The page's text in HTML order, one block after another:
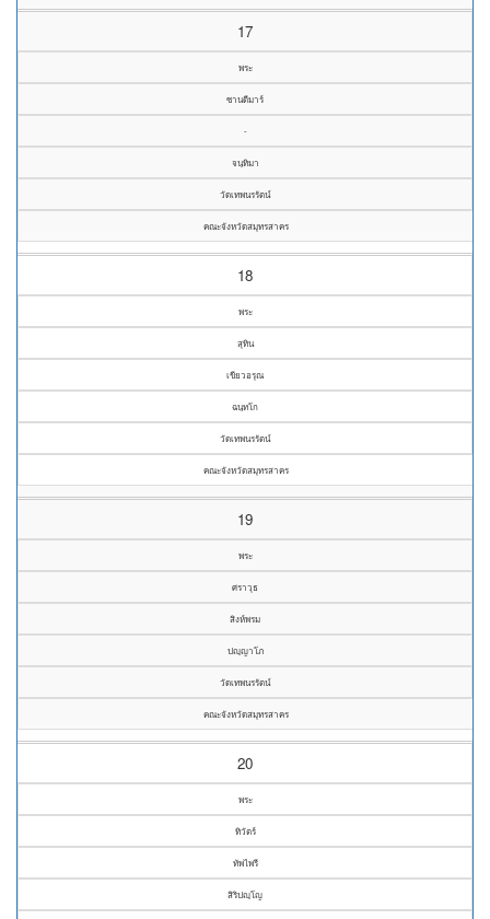
17
พระ
ซานดีมาร์
-
จนฺทิมา
วัดเทพนรรัตน์
คณะจังหวัดสมุทรสาคร
18
พระ
สุทิน
เขียวอรุณ
ฉนฺทโก
วัดเทพนรรัตน์
คณะจังหวัดสมุทรสาคร
19
พระ
ศราวุธ
สิงห์พรม
ปญฺญาโภ
วัดเทพนรรัตน์
คณะจังหวัดสมุทรสาคร
20
พระ
ทิวัตร์
ทัพไพรี
สิริปญฺโญ